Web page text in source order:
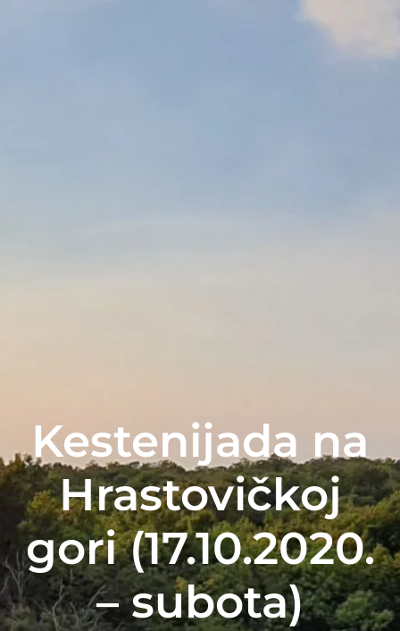
Kestenijada na
Hrastovičkoj
gori (17.10.2020.
– subota)